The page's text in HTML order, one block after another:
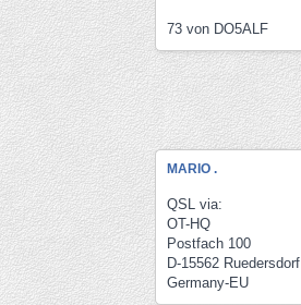
73 von DO5ALF
MARIO .
QSL via:
OT-HQ
Postfach 100
D-15562 Ruedersdorf
Germany-EU